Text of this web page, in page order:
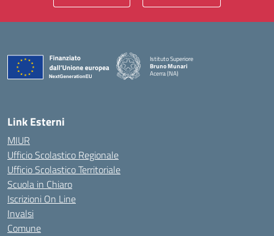
Istituto Superiore
Bruno Munari
Acerra (NA)
Link Esterni
MIUR
Ufficio Scolastico Regionale
Ufficio Scolastico Territoriale
Scuola in Chiaro
Iscrizioni On Line
Invalsi
Comune